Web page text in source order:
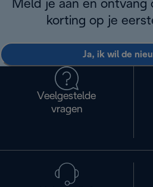
Meld je aan en ontvang
korting op je
Ja, ik wil de
Veelgestelde
vragen